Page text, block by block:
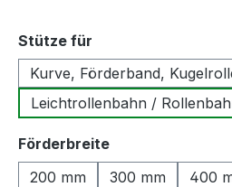
Stütze für
Kurve, Förderband,
Leichtrollenbahn /
Förderbreiteauswählen
200 mm
300 mm 400